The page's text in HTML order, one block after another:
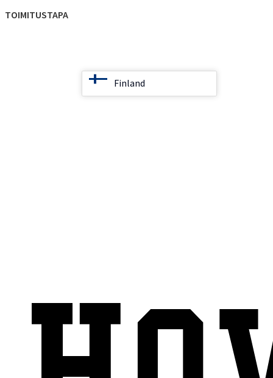
TOIMITUSTAPA
Finland